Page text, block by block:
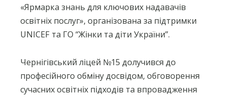
«Ярмарка знань для ключових надавачів
освітніх послуг», організована за підтримки
UNICEF та ГО “Жінки та діти України”.
Чернігівський ліцей №15 долучився до
професійного обміну досвідом, обговорення
сучасних освітніх підходів та впровадження